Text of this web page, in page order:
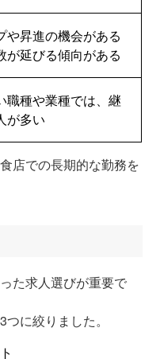
や昇進の機会がある
が延びる傾向がある
職種や業種では、継
が多い
店での長期的な勤務を
た求人選びが重要で
に絞りました。